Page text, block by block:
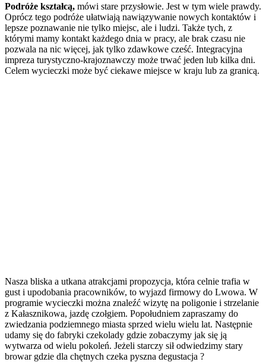
Podróże kształcą, mówi stare przysłowie. Jest w tym wiele prawdy.
Oprócz tego podróże ułatwiają nawiązywanie nowych kontaktów i
lepsze poznawanie nie tylko miejsc, ale i ludzi. Także tych, z
którymi mamy kontakt każdego dnia w pracy, ale brak czasu nie
pozwala na nic więcej, jak tylko zdawkowe cześć. Integracyjna
impreza turystyczno-krajoznawczy może trwać jeden lub kilka dni.
Celem wycieczki może być ciekawe miejsce w kraju lub za granicą.
Nasza bliska a utkana atrakcjami propozycja, która celnie trafia w
gust i upodobania pracowników, to wyjazd firmowy do Lwowa. W
programie wycieczki można znaleźć wizytę na poligonie i strzelanie
z Kałasznikowa, jazdę czołgiem. Popołudniem zapraszamy do
zwiedzania podziemnego miasta sprzed wielu wielu lat. Następnie
udamy się do fabryki czekolady gdzie zobaczymy jak się ją
wytwarza od wielu pokoleń. Jeżeli starczy sił odwiedzimy stary
browar gdzie dla chętnych czeka pyszna degustacja ?